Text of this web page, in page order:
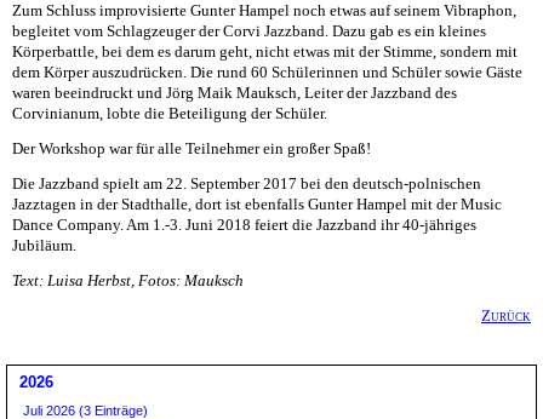
Zum Schluss improvisierte Gunter Hampel noch etwas auf seinem Vibraphon,
begleitet vom Schlagzeuger der Corvi Jazzband. Dazu gab es ein kleines
Körperbattle, bei dem es darum geht, nicht etwas mit der Stimme, sondern mit
dem Körper auszudrücken. Die rund 60 Schülerinnen und Schüler sowie Gäste
waren beeindruckt und Jörg Maik Mauksch, Leiter der Jazzband des
Corvinianum, lobte die Beteiligung der Schüler.
Der Workshop war für alle Teilnehmer ein großer Spaß!
Die Jazzband spielt am 22. September 2017 bei den deutsch-polnischen
Jazztagen in der Stadthalle, dort ist ebenfalls Gunter Hampel mit der Music
Dance Company. Am 1.-3. Juni 2018 feiert die Jazzband ihr 40-jähriges
Jubiläum.
Text: Luisa Herbst, Fotos: Mauksch
Zurück
2026
Juli 2026 (3 Einträge)